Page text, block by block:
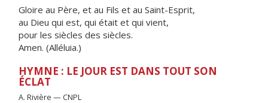
Gloire au Père, et au Fils et au Saint-Esprit,
au Dieu qui est, qui était et qui vient,
pour les siècles des siècles.
Amen. (Alléluia.)
HYMNE : LE JOUR EST DANS TOUT SON
ÉCLAT
A. Rivière — CNPL